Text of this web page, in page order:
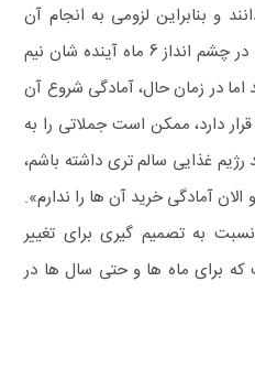
و بنابراین لزومی به انجام آن
نمی بینند. آن ها ممکن است که در چشم انداز 6 ماه آینده شان نیم
اما در زمان حال، آمادگی شروع آن
دارد، ممکن است جملاتی را به
رژیم غذایی سالم تری داشته باشم،
آمادگی خرید آن ها را ندارم».
به تصمیم گیری برای تغییر
برای ماه ها و حتی سال ها در